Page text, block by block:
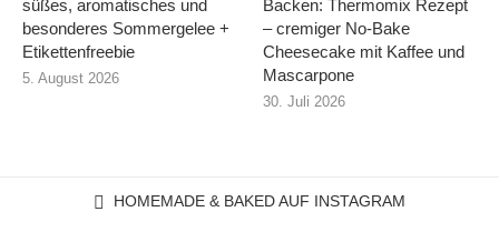
süßes, aromatisches und
besonderes Sommergelee +
Etikettenfreebie
5. August 2026
Backen: Thermomix Rezept
– cremiger No-Bake
Cheesecake mit Kaffee und
Mascarpone
30. Juli 2026
HOMEMADE & BAKED AUF INSTAGRAM